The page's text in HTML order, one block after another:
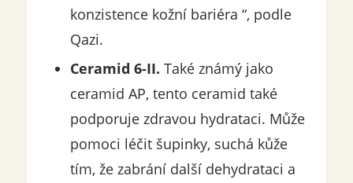
konzistence kožní bariéra “, podle
Qazi.
Ceramid 6-II. Také známý jako
ceramid AP, tento ceramid také
podporuje zdravou hydrataci. Může
pomoci léčit šupinky, suchá kůže
tím, že zabrání další dehydrataci a